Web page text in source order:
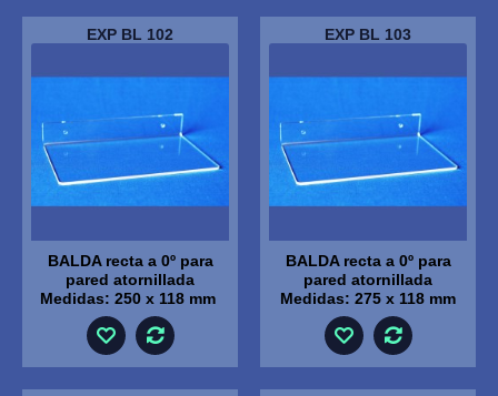
EXP BL 102
BALDA recta a 0º para
pared atornillada
Medidas: 250 x 118 mm
EXP BL 103
BALDA recta a 0º para
pared atornillada
Medidas: 275 x 118 mm